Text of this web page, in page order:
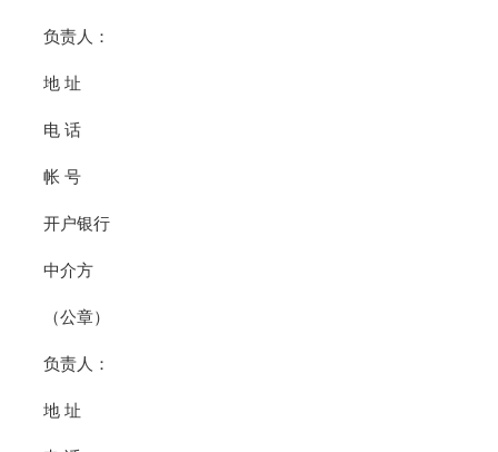
负责人：
地 址
电 话
帐 号
开户银行
中介方
（公章）
负责人：
地 址